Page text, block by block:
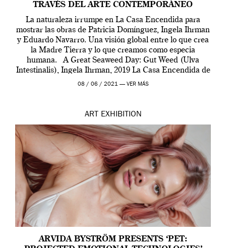
TRAVÉS DEL ARTE CONTEMPORÁNEO
La naturaleza irrumpe en La Casa Encendida para
mostrar las obras de Patricia Domínguez, Ingela Ihrman
y Eduardo Navarro. Una visión global entre lo que crea
la Madre Tierra y lo que creamos como especia
humana. A Great Seaweed Day: Gut Weed (Ulva
Intestinalis), Ingela Ihrman, 2019 La Casa Encendida de
Madrid y la Wellcome […]
08 / 06 / 2021 — VER MÁS
ART EXHIBITION
ARVIDA BYSTRÖM PRESENTS ‘PET: